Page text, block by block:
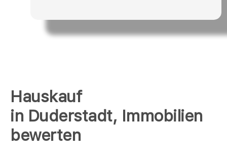
Hauskauf
in Duderstadt, Immobilien
bewerten